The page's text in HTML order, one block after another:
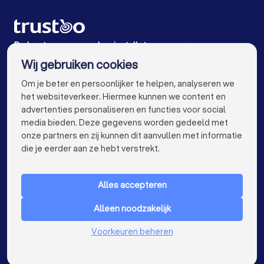
Zonnepanelen-installateurs in Zeist
Zonnepanelen-installateurs in Wijk bij Duurstede
Zonnepanelen-installateurs in Amsterdam
Zonnepanelen-installateurs in Rotterdam
Zonnepanelen-installateurs in Den Haag
Zonnepanelen-installateurs in Utrecht
Zonnepanelen-installateurs in Tilburg
Zonnepanelen-installateurs in Groningen
Zonnepanelen-installateurs in Almere
De beste zonnepanelen-installateurs voor jou
VOOR PARTICULIEREN keyboard_arrow_down
Nederland
Wij gebruiken cookies
Om je beter en persoonlijker te helpen, analyseren we
het websiteverkeer. Hiermee kunnen we content en
advertenties personaliseren en functies voor social
media bieden. Deze gegevens worden gedeeld met
onze partners en zij kunnen dit aanvullen met informatie
die je eerder aan ze hebt verstrekt.
Alles accepteren
Alleen noodzakelijk
Voorkeuren beheren